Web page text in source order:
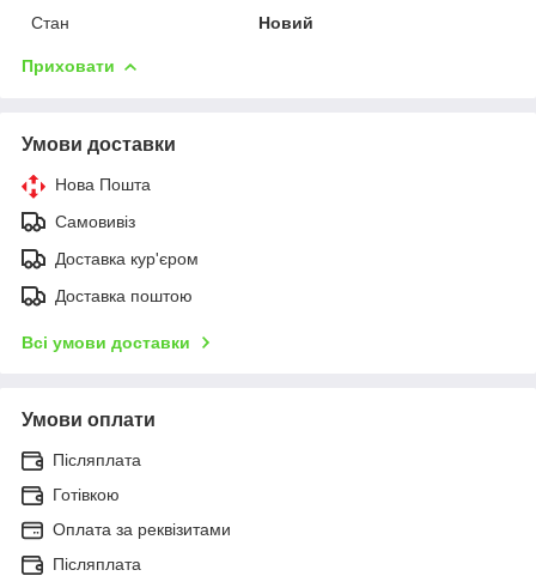
Стан
Новий
Приховати
Умови доставки
Нова Пошта
Самовивіз
Доставка кур'єром
Доставка поштою
Всі умови доставки
Умови оплати
Післяплата
Готівкою
Оплата за реквізитами
Післяплата